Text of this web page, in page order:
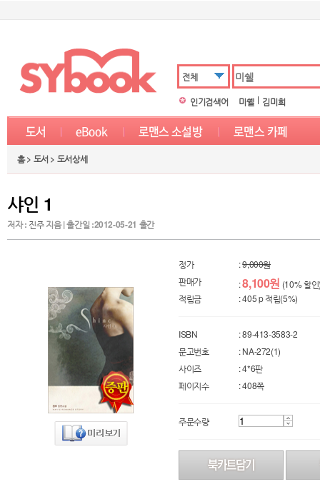
전체
인기검색어
미쉘 김미희
홈 > 도서 > 도서상세
샤인 1
저자 : 진주지음 | 출간일 :2012-05-21 출간
정가 :9,000원
판매가
:8,100원 (10% 할
적립금
: 405 p 적립(5%)
ISBN
: 89-413-3583-2
문고번호
: NA-272(1)
사이즈
: 4*6판
페이지수
: 408쪽
주문수량